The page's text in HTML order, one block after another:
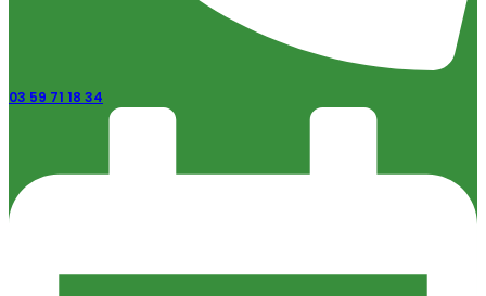
03 59 71 18 34